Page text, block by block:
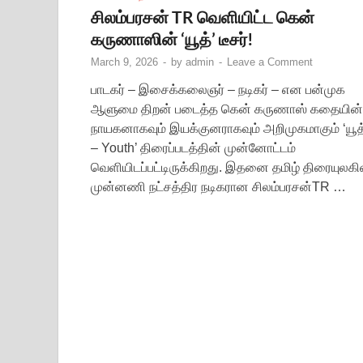
சிலம்பரசன் TR வெளியிட்ட கென்
கருணாஸின் ‘யூத்’ டீசர்!
March 9, 2026 - by admin - Leave a Comment
பாடகர் – இசைக்கலைஞர் – நடிகர் – என பன்முக
ஆளுமை திறன் படைத்த கென் கருணாஸ் கதையின்
நாயகனாகவும் இயக்குனராகவும் அறிமுகமாகும்
– Youth’ திரைப்படத்தின் முன்னோட்டம்
வெளியிடப்பட்டிருக்கிறது. இதனை தமிழ்
முன்னணி நட்சத்திர நடிகரான சிலம்பரசன்TR …